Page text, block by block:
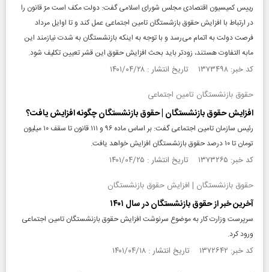
رییس کمیسیون اقتصادی مجلس شورای اسلامی گفت: دولت مکف است مرّ قانون را
در ارتباط با افزایش حقوق بازشستگان تامین اجتماعی عمل کند و تا اوایل مرداد
فرصت دولت به اتمام می‌رسد و با توجه به اینکه بازنشستگان به شدت نیازمند این
مابه التفاوت هستند، زودتر باید بحث افزایش حقوق این قشر تعیین تکلیف شود.
کد خبر: ۱۳۷۳۴۹۸ تاریخ انتشار : ۱۴۰۱/۰۴/۲۸
حقوق بازنشستگان تامین اجتماعی
افزایش حقوق بازنشستگان | حقوق بازنشستگان چگونه افزایش یافت؟
رئیس سازمان تامین اجتماعی گفت: بر اساس ماده ۹۶ و ۱۱۱ قانون تا سقف ۱۰ میلیون
تومان تا ۱۰ درصد حقوق بازنشستگان افزایش خواهد یافت.
کد خبر: ۱۳۷۳۲۶۵ تاریخ انتشار : ۱۴۰۱/۰۴/۲۵
حقوق بازنشستگان | افزایش حقوق بازنشستگان
آخرین خبر از حقوق بازنشستگان در سال ۱۴۰۱
سرپرست وزارت کار به موضوع سرنوشت افزایش حقوق بازنشستگان تامین اجتماعی
ورود کرد.
کد خبر: ۱۳۷۲۶۴۲ تاریخ انتشار : ۱۴۰۱/۰۴/۱۸